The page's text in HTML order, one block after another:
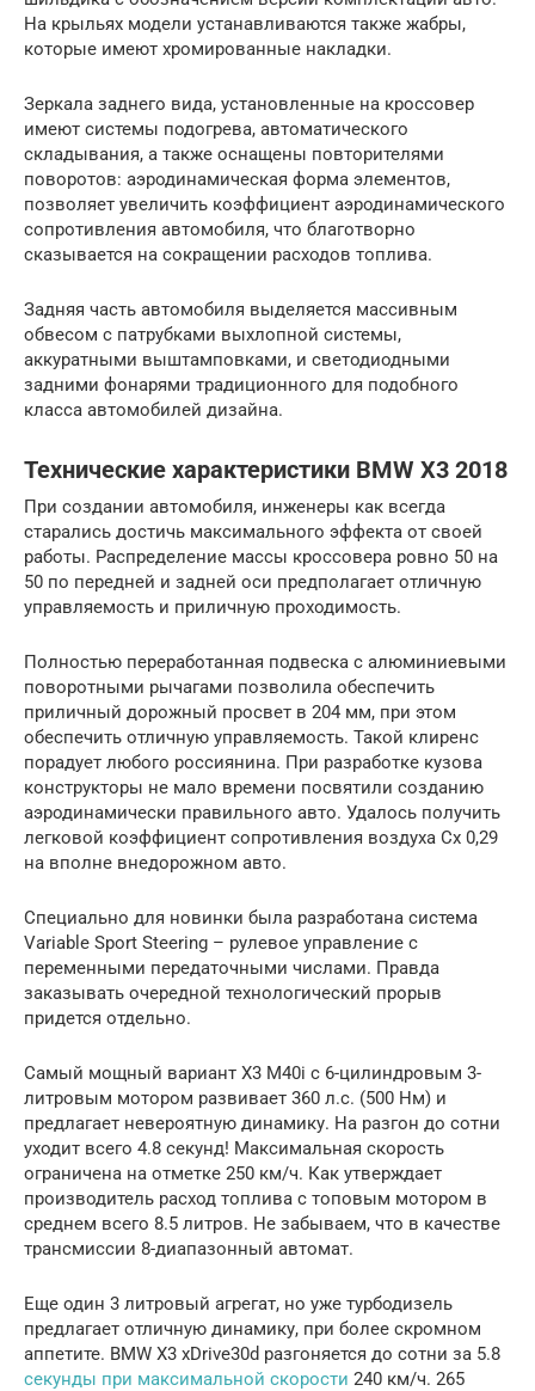
На крыльях модели устанавливаются также жабры,
которые имеют хромированные накладки.
Зеркала заднего вида, установленные на кроссовер
имеют системы подогрева, автоматического
складывания, а также оснащены повторителями
поворотов: аэродинамическая форма элементов,
позволяет увеличить коэффициент аэродинамического
сопротивления автомобиля, что благотворно
сказывается на сокращении расходов топлива.
Задняя часть автомобиля выделяется массивным
обвесом с патрубками выхлопной системы,
аккуратными выштамповками, и светодиодными
задними фонарями традиционного для подобного
класса автомобилей дизайна.
Технические характеристики BMW X3 2018
При создании автомобиля, инженеры как всегда
старались достичь максимального эффекта от своей
работы. Распределение массы кроссовера ровно 50 на
50 по передней и задней оси предполагает отличную
управляемость и приличную проходимость.
Полностью переработанная подвеска с алюминиевыми
поворотными рычагами позволила обеспечить
приличный дорожный просвет в 204 мм, при этом
обеспечить отличную управляемость. Такой клиренс
порадует любого россиянина. При разработке кузова
конструкторы не мало времени посвятили созданию
аэродинамически правильного авто. Удалось получить
легковой коэффициент сопротивления воздуха Сх 0,29
на вполне внедорожном авто.
Специально для новинки была разработана система
Variable Sport Steering – рулевое управление с
переменными передаточными числами. Правда
заказывать очередной технологический прорыв
придется отдельно.
Самый мощный вариант X3 M40i с 6-цилиндровым 3-
литровым мотором развивает 360 л.с. (500 Нм) и
предлагает невероятную динамику. На разгон до сотни
уходит всего 4.8 секунд! Максимальная скорость
ограничена на отметке 250 км/ч. Как утверждает
производитель расход топлива с топовым мотором в
среднем всего 8.5 литров. Не забываем, что в качестве
трансмиссии 8-диапазонный автомат.
Еще один 3 литровый агрегат, но уже турбодизель
предлагает отличную динамику, при более скромном
аппетите. BMW X3 xDrive30d разгоняется до сотни за 5.8
секунды при максимальной скорости 240 км/ч. 265